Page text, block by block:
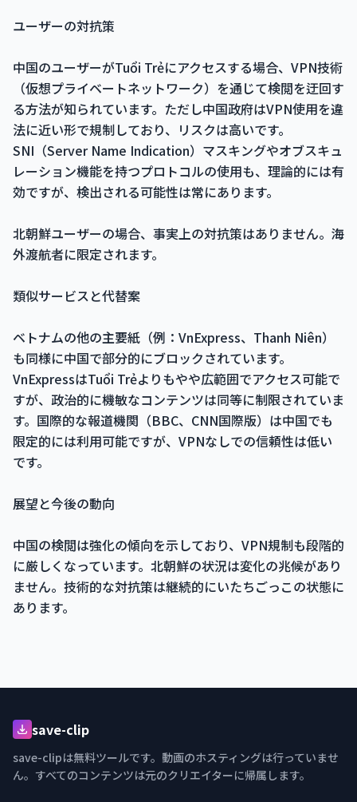
ユーザーの対抗策
中国のユーザーがTuổi Trẻにアクセスする場合、VPN技術
（仮想プライベートネットワーク）を通じて検閲を迂回す
る方法が知られています。ただし中国政府はVPN使用を違
法に近い形で規制しており、リスクは高いです。
SNI（Server Name Indication）マスキングやオブスキュ
レーション機能を持つプロトコルの使用も、理論的には有
効ですが、検出される可能性は常にあります。
北朝鮮ユーザーの場合、事実上の対抗策はありません。海
外渡航者に限定されます。
類似サービスと代替案
ベトナムの他の主要紙（例：VnExpress、Thanh Niên）
も同様に中国で部分的にブロックされています。
VnExpressはTuổi Trẻよりもやや広範囲でアクセス可能で
すが、政治的に機敏なコンテンツは同等に制限されていま
す。国際的な報道機関（BBC、CNN国際版）は中国でも
限定的には利用可能ですが、VPNなしでの信頼性は低い
です。
展望と今後の動向
中国の検閲は強化の傾向を示しており、VPN規制も段階的
に厳しくなっています。北朝鮮の状況は変化の兆候があり
ません。技術的な対抗策は継続的にいたちごっこの状態に
あります。
save-clip
save-clipは無料ツールです。動画のホスティングは行っていませ
ん。すべてのコンテンツは元のクリエイターに帰属します。